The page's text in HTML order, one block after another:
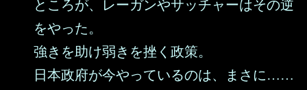
ところが、レーガンやサッチャーはその逆
をやった。
強きを助け弱きを挫く政策。
日本政府が今やっているのは、まさに……